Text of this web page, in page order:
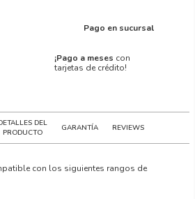
Pago en sucursal
¡Pago a meses con
tarjetas de crédito!
DEL
PRODUCTO
GARANTÍA REVIEWS
con los siguientes rangos de